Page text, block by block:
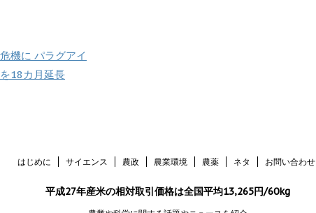
機に パラグアイ
18カ月延長
はじめに サイエンス 農政 農業環境 農薬 ネタ お問い合わせ
平成27年産米の相対取引価格は全国平均13,265円/60kg